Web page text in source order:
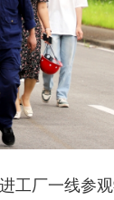
工厂一线参